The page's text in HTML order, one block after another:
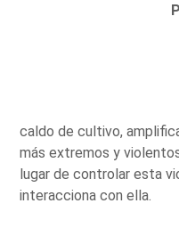
caldo de cultivo,
más extremos y
lugar de controlar esta
interacciona con ella.